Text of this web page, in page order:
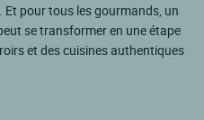
pour tous les gourmands, un
se transformer en une étape
et des cuisines authentiques